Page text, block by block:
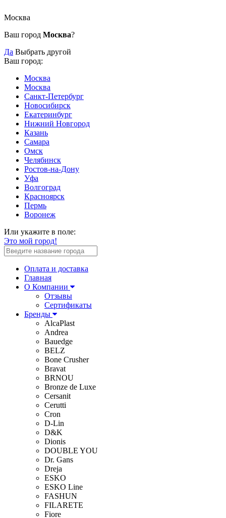
Москва
Ваш город Москва?
Да Выбрать другой
Ваш город:
Москва
Москва
Санкт-Петербург
Новосибирск
Екатеринбург
Нижний Новгород
Казань
Самара
Омск
Челябинск
Ростов-на-Дону
Уфа
Волгоград
Красноярск
Пермь
Воронеж
Или укажите в поле:
Это мой город!
Оплата и доставка
Главная
О Компании
Отзывы
Сертификаты
Бренды
AlcaPlast
Andrea
Bauedge
BELZ
Bone Crusher
Bravat
BRNOU
Bronze de Luxe
Cersanit
Cerutti
Cron
D-Lin
D&K
Dionis
DOUBLE YOU
Dr. Gans
Dreja
ESKO
ESKO Line
FASHUN
FILARETE
Fiore